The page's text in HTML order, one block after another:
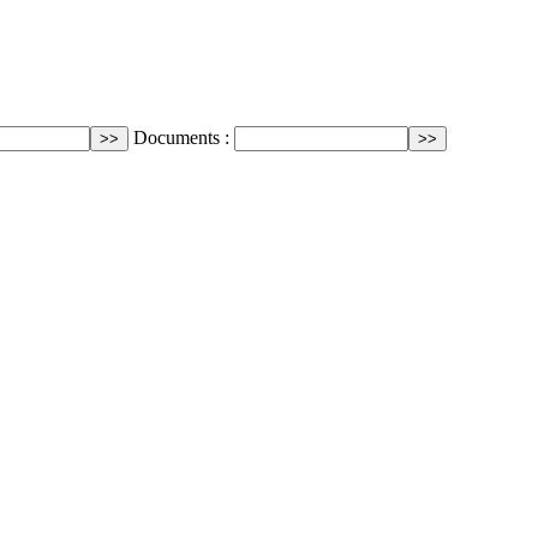
Documents :